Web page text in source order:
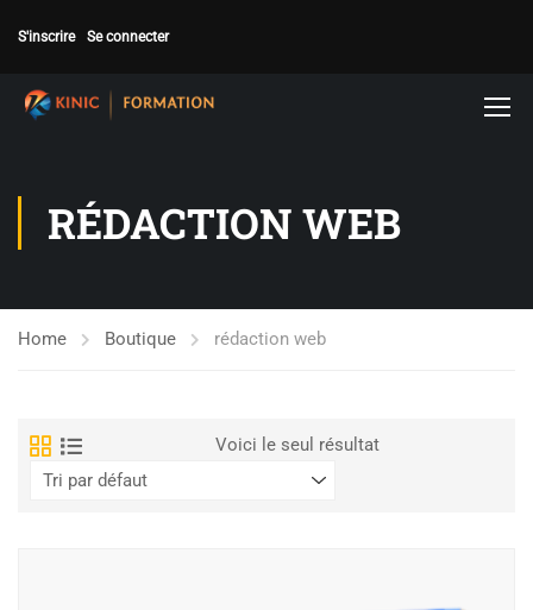
S'inscrire Se connecter
RÉDACTION WEB
Home Boutique rédaction web
Voici le seul résultat